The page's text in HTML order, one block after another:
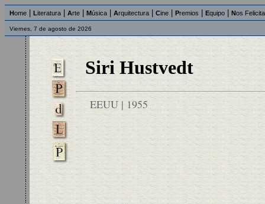
Home Literatura Arte Música Arquitectura Cine Premios Equipo Nos
Viernes, 7 de agosto de 2026
Siri Hustvedt
EEUU | 1955